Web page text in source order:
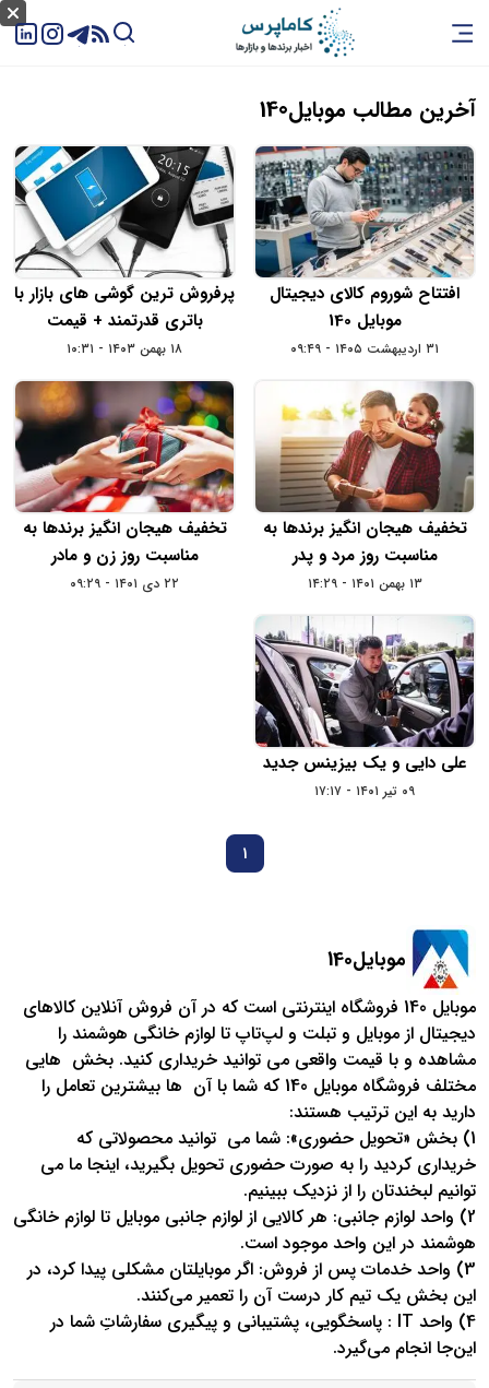
آخرین مطالب موبایل140
افتتاح شوروم کالای دیجیتال
موبایل 140
۳۱ اردیبهشت ۱۴۰۵ - ۰۹:۴۹
پرفروش ترین گوشی های بازار با
باتری قدرتمند + قیمت
۱۸ بهمن ۱۴۰۳ - ۱۰:۳۱
تخفیف هیجان انگیز برندها به
مناسبت روز مرد و پدر
۱۳ بهمن ۱۴۰۱ - ۱۴:۲۹
تخفیف هیجان انگیز برندها به
مناسبت روز زن و مادر
۲۲ دی ۱۴۰۱ - ۰۹:۲۹
علی دایی و یک بیزینس جدید
۰۹ تیر ۱۴۰۱ - ۱۷:۱۷
1
موبایل140
موبایل 140 فروشگاه اینترنتی است که در آن فروش آنلاین کالاهای
دیجیتال از موبایل و تبلت و لپ‌تاپ تا لوازم خانگی هوشمند را
مشاهده و با قیمت واقعی می توانید خریداری کنید. بخش ‎ هایی
مختلف فروشگاه موبایل 140 که شما با آن ‎ ها بیشترین تعامل را
دارید به این ترتیب هستند:
1) بخش «تحویل حضوری»: شما می ‎ توانید محصولاتی که
توانیم لبخندتان را از نزدیک ببینیم.
2) واحد لوازم جانبی: هر کالایی از لوازم جانبی موبایل تا لوازم خانگی
هوشمند در این واحد موجود است.
3) واحد خدمات پس از فروش: اگر موبایلتان مشکلی پیدا کرد، در
این بخش یک تیم کار درست آن را تعمیر می‌کنند.
4) واحد IT : پاسخگویی، پشتیبانی و پیگیری سفارشاتِ شما در
این‌جا انجام می‌گیرد.